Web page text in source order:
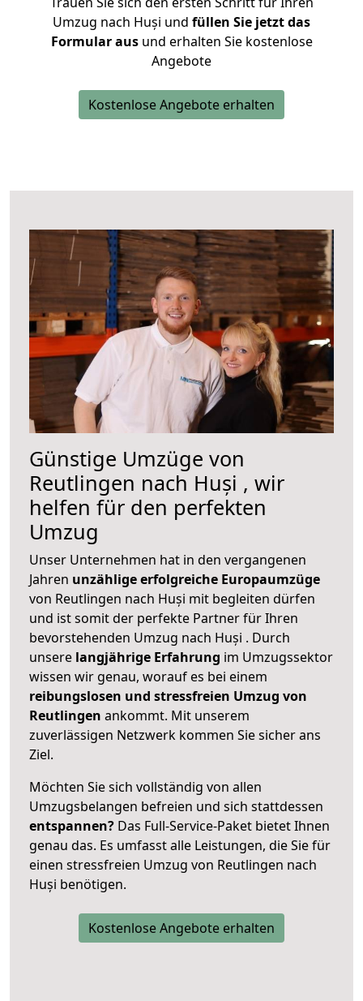
Umzug nach Huși und füllen Sie jetzt das
Formular ausund erhalten Sie kostenlose
Angebote
Kostenlose Angebote erhalten
Günstige Umzüge von
Reutlingen nach Huși , wir
helfen für den perfekten
Umzug
Unser Unternehmen hat in den vergangenen
Jahren unzählige erfolgreiche Europaumzüge
von Reutlingen nach Huși mit begleiten dürfen
und ist somit der perfekte Partner für Ihren
bevorstehenden Umzug nach Huși . Durch
unsere langjährige Erfahrung im Umzugssektor
wissen wir genau, worauf es bei einem
reibungslosen und stressfreien Umzug von
Reutlingen ankommt. Mit unserem
zuverlässigen Netzwerk kommen Sie sicher ans
Ziel.
Möchten Sie sich vollständig von allen
Umzugsbelangen befreien und sich stattdessen
entspannen? Das Full-Service-Paket bietet Ihnen
genau das. Es umfasst alle Leistungen, die Sie für
einen stressfreien Umzug von Reutlingen nach
Huși benötigen.
Kostenlose Angebote erhalten